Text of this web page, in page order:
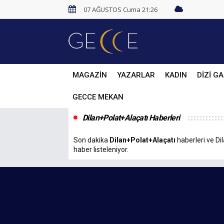
07 AĞUSTOS Cuma 21:26
MAGAZİN YAZARLAR KADIN DİZİ
GECCE MEKAN
Dilan+Polat+Alaçatı Haberleri
Son dakika Dilan+Polat+Alaçatı haberleri ve
haber listeleniyor.